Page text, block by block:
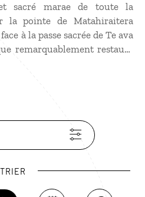
sacré marae de toute la
la pointe de Matahiraitera
à la passe sacrée de Te ava
remarquablement restauré
spirituelle intense. Il se
des pierres dressées
leur famille, des "ahu", sorte
etc.
TRIER